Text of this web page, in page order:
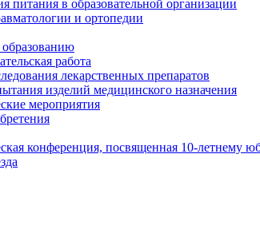
питания в образовательной организации
и ортопедии
работа
лекарственных препаратов
изделий медицинского назначения
мероприятия
конференция, посвященная 10-летнему